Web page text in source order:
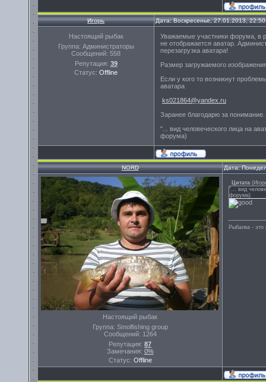
Игорь Дата: Воскресенье, 27.01.2013,
Настоящий рыбак
Группа: Администраторы
Сообщений: 558
Репутация: 39
Статус: Offline
Уважаемые участники форума, в
не отображается аватар.
перезагрузка аватара!
Размер загружаемого
Если у кого то возникнут
аватара
ks021864@yandex.ru
Заранее благодарю за понимание.
"... вид человеческого лица на
форума)
NORD Дата:
Настоящий рыбак
Группа: Smolfishing group
Сообщений: 1264
Репутация: 87
Замечания: 0%
Статус: Offline
Цитата (
"... вид
форума)
Рыбалка -